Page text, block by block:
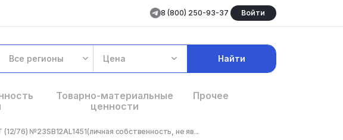
8 (800) 250-93-37 Войти
Все регионы Цена Найти
Товарно-материальные
ценности
Прочее
76) №23SB12AL1451(личная собственность, не яв...